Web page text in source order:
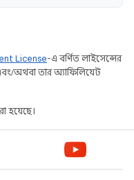
License-এ বর্ণিত লাইসেন্সের
অথবা তার অ্যাফিলিয়েট
হয়েছে।